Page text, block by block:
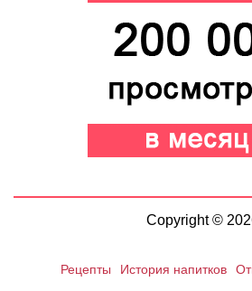
Copyright ©
Рецепты История напитков